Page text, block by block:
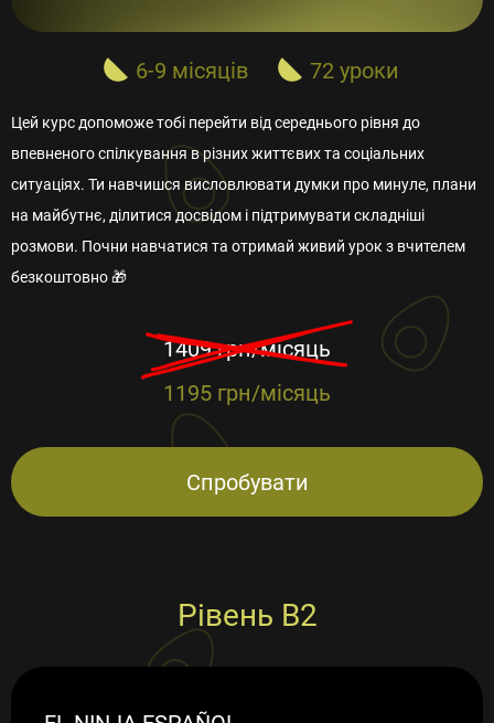
6-9 місяців 72 уроки
Цей курс допоможе тобі перейти від середнього рівня до
впевненого спілкування в різних життєвих та соціальних
ситуаціях. Ти навчишся висловлювати думки про минуле, плани
на майбутнє, ділитися досвідом і підтримувати складніші
розмови. Почни навчатися та отримай живий урок з вчителем
безкоштовно 🎁
1409 грн/місяць
1195 грн/місяць
Спробувати
Рівень B2